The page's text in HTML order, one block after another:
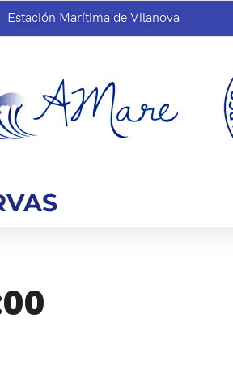
Estación Marítima de Vilanova